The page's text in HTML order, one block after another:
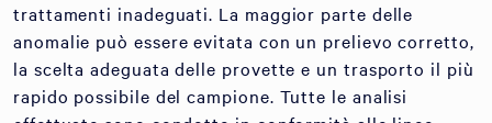
trattamenti inadeguati. La maggior parte delle
anomalie può essere evitata con un prelievo corretto,
la scelta adeguata delle provette e un trasporto il più
rapido possibile del campione. Tutte le analisi